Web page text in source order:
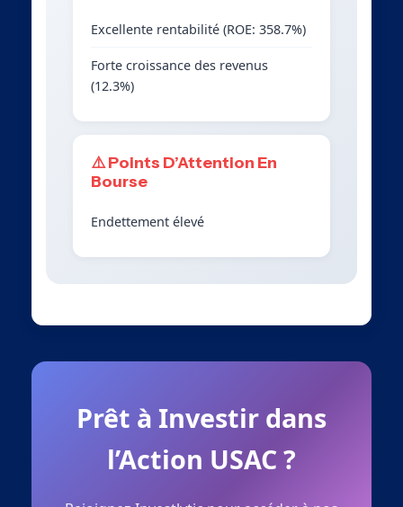
Excellente rentabilité (ROE: 358.7%)
Forte croissance des revenus
(12.3%)
⚠️ Points D’Attention En
Bourse
Endettement élevé
Prêt à Investir dans
l’Action USAC ?